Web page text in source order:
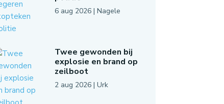
6 aug 2026| Nagele
Twee gewonden bij
explosie en brand op
zeilboot
2 aug 2026| Urk